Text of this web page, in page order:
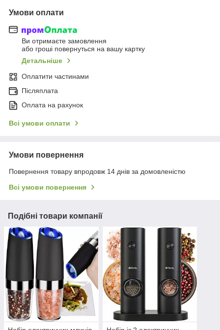
Умови оплати
Ви отримаєте замовлення
або гроші повернуться на вашу картку
Детальніше
Оплатити частинами
Післяплата
Оплата на рахунок
Всі умови оплати
Умови повернення
Повернення товару впродовж 14 днів за домовленістю
Всі умови повернення
Подібні товари компанії